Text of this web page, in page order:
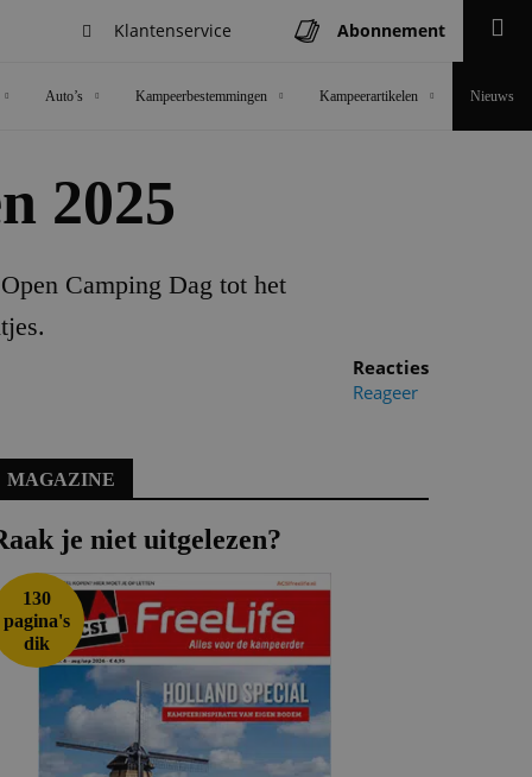
Klantenservice Abonnement
Auto’s Kampeerbestemmingen Kampeerartikelen Nieuws
2025
Camping Dag tot het
Reacties
Reageer
MAGAZINE
je niet uitgelezen?
130
pagina's
dik